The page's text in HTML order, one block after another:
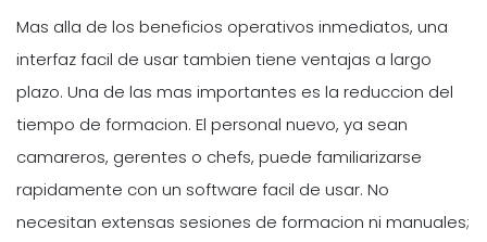
Mas alla de los beneficios operativos inmediatos, una
interfaz facil de usar tambien tiene ventajas a largo
plazo. Una de las mas importantes es la reduccion del
tiempo de formacion. El personal nuevo, ya sean
camareros, gerentes o chefs, puede familiarizarse
rapidamente con un software facil de usar. No
necesitan extensas sesiones de formacion ni manuales;